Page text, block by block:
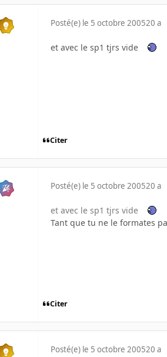
Posté(e) le 5 octobre 200520 a
et avec le sp1 tjrs vide
Citer
Posté(e) le 5 octobre 200520 a
et avec le sp1 tjrs vide
Tant que tu ne le formates
Citer
Posté(e) le 5 octobre 200520 a